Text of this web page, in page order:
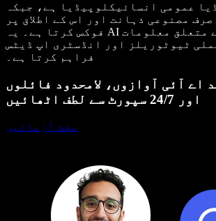
عمومی انسائیکلوپیڈیا ہے، جبکہ
صرف مصنوعی ذہانت اور اس کے اطلاق پر
ٹیوٹوریلز اور انڈسٹری اپ ڈیٹس
فراہم کرتا ہے۔
اے آئی آوازوں، لامحدود فائلوں
اور 24/7 سپورٹ سے لطف اٹھائیں
مفت آزمائیں